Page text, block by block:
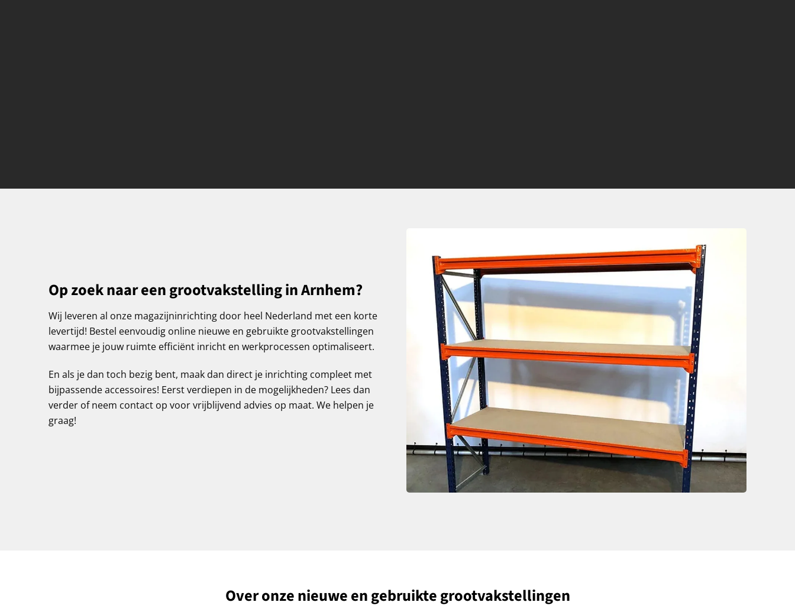
Op zoek naar een grootvakstelling in Arnhem?
Wij leveren al onze magazijninrichting door heel Nederland met een korte
levertijd! Bestel eenvoudig online nieuwe en gebruikte grootvakstellingen
waarmee je jouw ruimte efficiënt inricht en werkprocessen optimaliseert.
En als je dan toch bezig bent, maak dan direct je inrichting compleet met
bijpassende accessoires! Eerst verdiepen in de mogelijkheden? Lees dan
verder of neem contact op voor vrijblijvend advies op maat. We helpen je
graag!
Over onze nieuwe en gebruikte grootvakstellingen